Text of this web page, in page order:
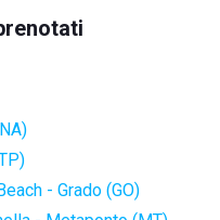
- Grado (GO)